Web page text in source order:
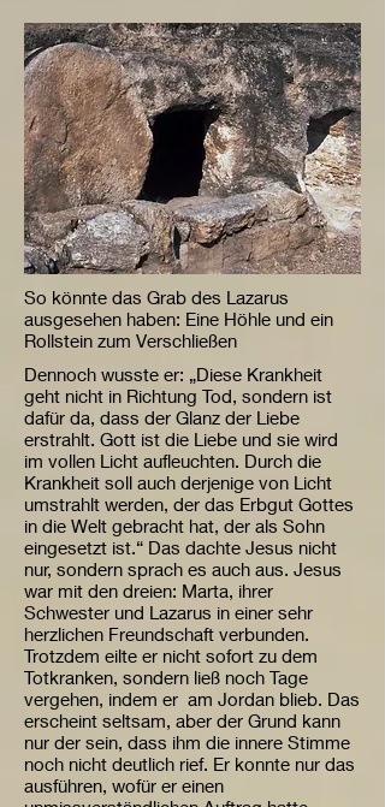
So könnte das Grab des Lazarus
ausgesehen haben: Eine Höhle und ein
Rollstein zum Verschließen
Dennoch wusste er: „Diese Krankheit
geht nicht in Richtung Tod, sondern ist
dafür da, dass der Glanz der Liebe
erstrahlt. Gott ist die Liebe und sie wird
im vollen Licht aufleuchten. Durch die
Krankheit soll auch derjenige von Licht
umstrahlt werden, der das Erbgut Gottes
in die Welt gebracht hat, der als Sohn
eingesetzt ist.“ Das dachte Jesus nicht
nur, sondern sprach es auch aus. Jesus
war mit den dreien: Marta, ihrer
Schwester und Lazarus in einer sehr
herzlichen Freundschaft verbunden.
Trotzdem eilte er nicht sofort zu dem
Totkranken, sondern ließ noch Tage
vergehen, indem er am Jordan blieb. Das
erscheint seltsam, aber der Grund kann
nur der sein, dass ihm die innere Stimme
noch nicht deutlich rief. Er konnte nur das
ausführen, wofür er einen